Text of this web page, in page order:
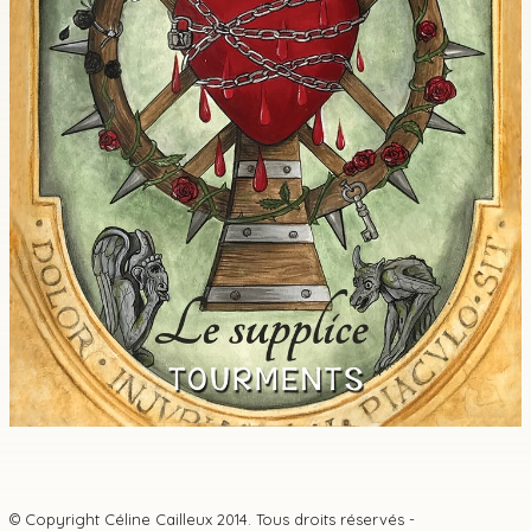
© Copyright Céline Cailleux 2014. Tous droits réservés -